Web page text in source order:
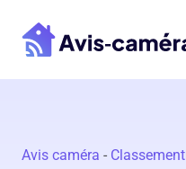
contenu
Avis caméra - Classement